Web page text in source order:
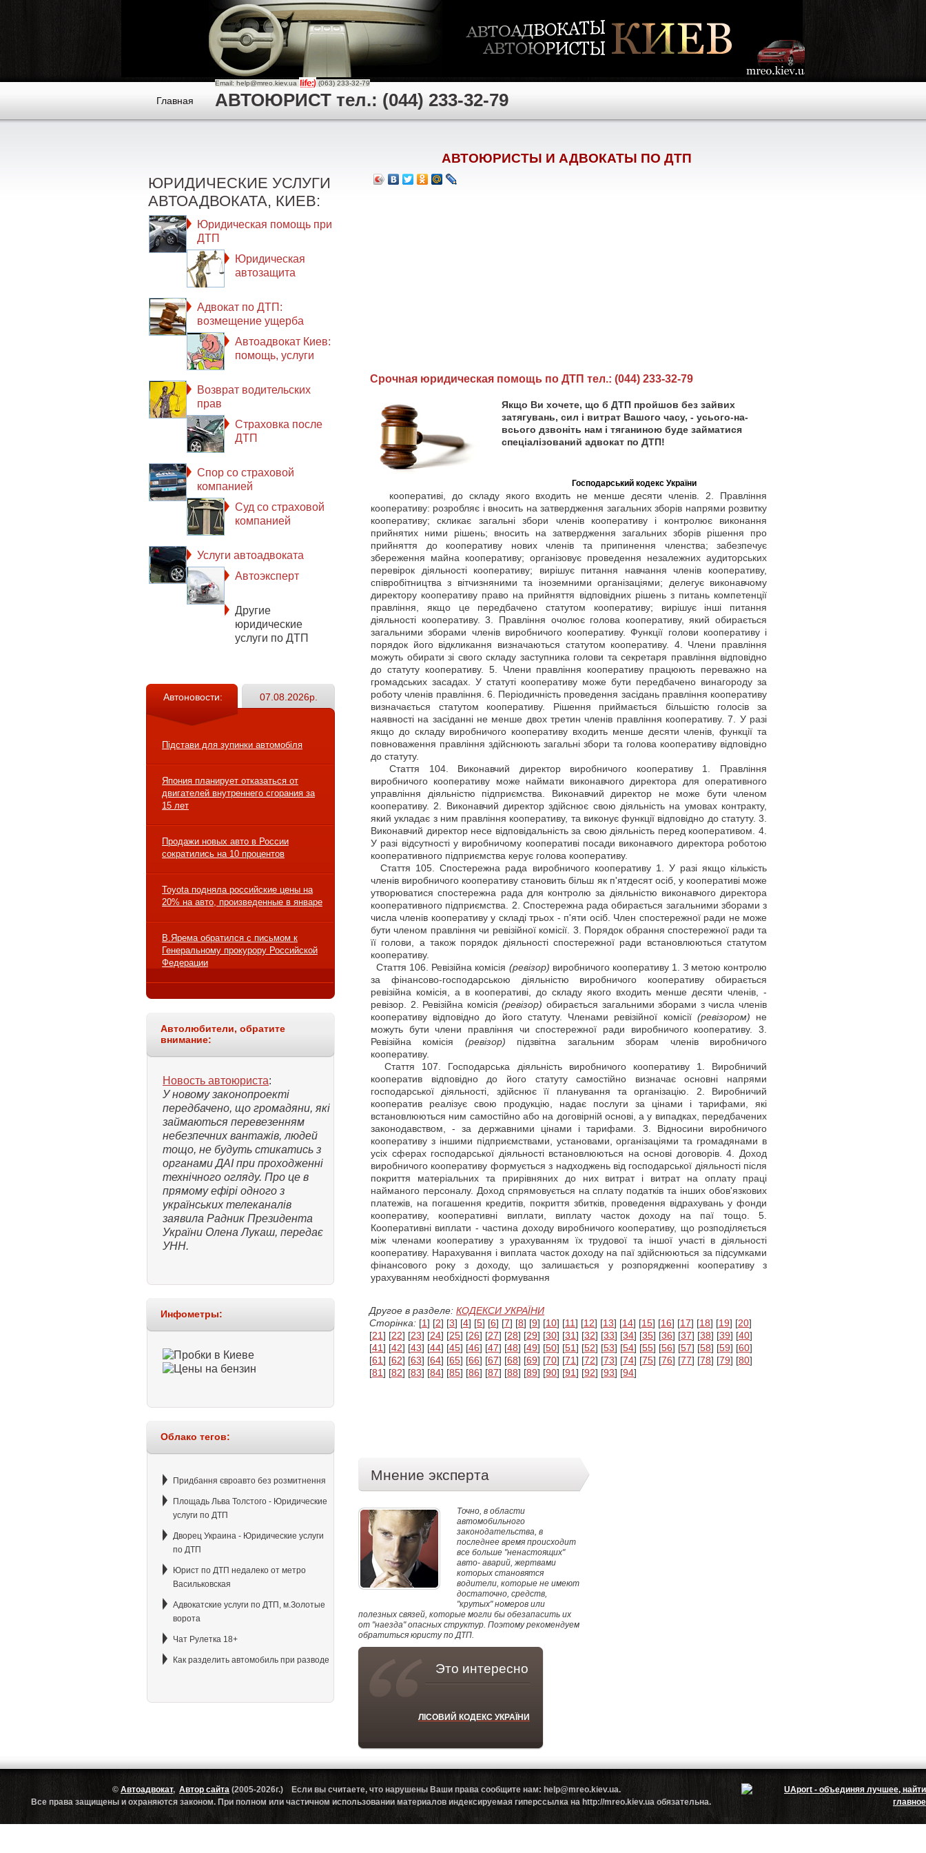
Главная
Email: help@mreo.kiev.ua (063) 233-32-79
АВТОЮРИСТ тел.: (044) 233-32-79
ЮРИДИЧЕСКИЕ УСЛУГИ
АВТОАДВОКАТА, КИЕВ:
Юридическая помощь при
ДТП
Юридическая
автозащита
Адвокат по ДТП:
возмещение ущерба
Автоадвокат Киев:
помощь, услуги
Возврат водительских
прав
Страховка после
ДТП
Спор со страховой
компанией
Суд со страховой
компанией
Услуги автоадвоката
Автоэксперт
Другие
юридические
услуги по ДТП
Автоновости: 07.08.2026р.
Підстави для зупинки автомобіля
Япония планирует отказаться от
двигателей внутреннего сгорания за
15 лет
Продажи новых авто в России
сократились на 10 процентов
Toyota подняла российские цены на
20% на авто, произведенные в январе
В.Ярема обратился с письмом к
Генеральному прокурору Российской
Федерации
Автолюбители, обратите
внимание:
Новость автоюриста:
У новому законопроекті
передбачено, що громадяни, які
займаються перевезенням
небезпечних вантажів, людей
тощо, не будуть стикатись з
органами ДАІ при проходженні
технічного огляду. Про це в
прямому ефірі одного з
українських телеканалів
заявила Радник Президента
України Олена Лукаш, передає
УНН.
Инфометры:
Облако тегов:
Придбання євроавто без розмитнення
Площадь Льва Толстого - Юридические
услуги по ДТП
Дворец Украина - Юридические услуги
по ДТП
Юрист по ДТП недалеко от метро
Васильковская
Адвокатские услуги по ДТП, м.Золотые
ворота
Чат Рулетка 18+
Как разделить автомобиль при разводе
АВТОЮРИСТЫ И АДВОКАТЫ ПО ДТП
Cрочная юридическая помощь по ДТП тел.: (044) 233-32-79
Якщо Ви хочете, що б ДТП пройшов без зайвих
затягувань, сил і витрат Вашого часу, - усього-на-
всього дзвоніть нам і тяганиною буде займатися
спеціалізований адвокат по ДТП!
Господарський кодекс України
кооперативі, до складу якого входить не менше десяти членів. 2. Правління
кооперативу: розробляє і вносить на затвердження загальних зборів напрями розвитку
кооперативу; скликає загальні збори членів кооперативу і контролює виконання
прийнятих ними рішень; вносить на затвердження загальних зборів рішення про
прийняття до кооперативу нових членів та припинення членства; забезпечує
збереження майна кооперативу; організовує проведення незалежних аудиторських
перевірок діяльності кооперативу; вирішує питання навчання членів кооперативу,
співробітництва з вітчизняними та іноземними організаціями; делегує виконавчому
директору кооперативу право на прийняття відповідних рішень з питань компетенції
правління, якщо це передбачено статутом кооперативу; вирішує інші питання
діяльності кооперативу. 3. Правління очолює голова кооперативу, який обирається
загальними зборами членів виробничого кооперативу. Функції голови кооперативу і
порядок його відкликання визначаються статутом кооперативу. 4. Члени правління
можуть обирати зі свого складу заступника голови та секретаря правління відповідно
до статуту кооперативу. 5. Члени правління кооперативу працюють переважно на
громадських засадах. У статуті кооперативу може бути передбачено винагороду за
роботу членів правління. 6. Періодичність проведення засідань правління кооперативу
визначається статутом кооперативу. Рішення приймається більшістю голосів за
наявності на засіданні не менше двох третин членів правління кооперативу. 7. У разі
якщо до складу виробничого кооперативу входить менше десяти членів, функції та
повноваження правління здійснюють загальні збори та голова кооперативу відповідно
до статуту.
Стаття 104. Виконавчий директор виробничого кооперативу 1. Правління
виробничого кооперативу може наймати виконавчого директора для оперативного
управління діяльністю підприємства. Виконавчий директор не може бути членом
кооперативу. 2. Виконавчий директор здійснює свою діяльність на умовах контракту,
який укладає з ним правління кооперативу, та виконує функції відповідно до статуту. 3.
Виконавчий директор несе відповідальність за свою діяльність перед кооперативом. 4.
У разі відсутності у виробничому кооперативі посади виконавчого директора роботою
кооперативного підприємства керує голова кооперативу.
Стаття 105. Спостережна рада виробничого кооперативу 1. У разі якщо кількість
членів виробничого кооперативу становить більш як п'ятдесят осіб, у кооперативі може
утворюватися спостережна рада для контролю за діяльністю виконавчого директора
кооперативного підприємства. 2. Спостережна рада обирається загальними зборами з
числа членів кооперативу у складі трьох - п'яти осіб. Член спостережної ради не може
бути членом правління чи ревізійної комісії. 3. Порядок обрання спостережної ради та
її голови, а також порядок діяльності спостережної ради встановлюються статутом
кооперативу.
Стаття 106. Ревізійна комісія (ревізор) виробничого кооперативу 1. З метою контролю
за фінансово-господарською діяльністю виробничого кооперативу обирається
ревізійна комісія, а в кооперативі, до складу якого входить менше десяти членів, -
ревізор. 2. Ревізійна комісія(ревізор) обирається загальними зборами з числа членів
кооперативу відповідно до його статуту. Членами ревізійної комісії (ревізором) не
можуть бути члени правління чи спостережної ради виробничого кооперативу. 3.
Ревізійна комісія (ревізор) підзвітна загальним зборам членів виробничого
кооперативу.
Стаття 107. Господарська діяльність виробничого кооперативу 1. Виробничий
кооператив відповідно до його статуту самостійно визначає основні напрями
господарської діяльності, здійснює її планування та організацію. 2. Виробничий
кооператив реалізує свою продукцію, надає послуги за цінами і тарифами, які
встановлюються ним самостійно або на договірній основі, а у випадках, передбачених
законодавством, - за державними цінами і тарифами. 3. Відносини виробничого
кооперативу з іншими підприємствами, установами, організаціями та громадянами в
усіх сферах господарської діяльності встановлюються на основі договорів. 4. Доход
виробничого кооперативу формується з надходжень від господарської діяльності після
покриття матеріальних та прирівняних до них витрат і витрат на оплату праці
найманого персоналу. Доход спрямовується на сплату податків та інших обов'язкових
платежів, на погашення кредитів, покриття збитків, проведення відрахувань у фонди
кооперативу, кооперативні виплати, виплату часток доходу на паї тощо. 5.
Кооперативні виплати - частина доходу виробничого кооперативу, що розподіляється
між членами кооперативу з урахуванням їх трудової та іншої участі в діяльності
кооперативу. Нарахування і виплата часток доходу на паї здійснюються за підсумками
фінансового року з доходу, що залишається у розпорядженні кооперативу з
урахуванням необхідності формування
Другое в разделе: КОДЕКСИ УКРАЇНИ
Сторінка: [1] [2] [3] [4] [5] [6] [7] [8] [9] [10] [11] [12] [13] [14] [15] [16] [17] [18] [19] [20]
[21] [22] [23] [24] [25] [26] [27] [28] [29] [30] [31] [32] [33] [34] [35] [36] [37] [38] [39] [40]
[41] [42] [43] [44] [45] [46] [47] [48] [49] [50] [51] [52] [53] [54] [55] [56] [57] [58] [59] [60]
[61] [62] [63] [64] [65] [66] [67] [68] [69] [70] [71] [72] [73] [74] [75] [76] [77] [78] [79] [80]
[81] [82] [83] [84] [85] [86] [87] [88] [89] [90] [91] [92] [93] [94]
Мнение эксперта
Точно, в области
автомобильного
законодательства, в
последнее время происходит
все больше "ненастоящих"
авто- аварий, жертвами
которых становятся
водители, которые не имеют
достаточно, средств,
"крутых" номеров или
полезных связей, которые могли бы обезапасить их
от "наезда" опасных структур. Поэтому рекомендуем
обратиться юристу по ДТП.
Это интересно
ЛІСОВИЙ КОДЕКС УКРАЇНИ
© Автоадвокат, Автор сайта (2005-2026г.) Если вы считаете, что нарушены Ваши права сообщите нам: help@mreo.kiev.ua.
Все права защищены и охраняются законом. При полном или частичном использовании материалов индексируемая гиперссылка на http://mreo.kiev.ua обязательна.